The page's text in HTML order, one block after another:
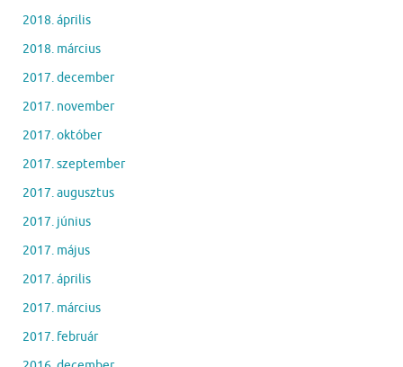
2018. április
2018. március
2017. december
2017. november
2017. október
2017. szeptember
2017. augusztus
2017. június
2017. május
2017. április
2017. március
2017. február